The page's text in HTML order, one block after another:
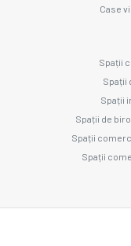
Case
Spații
Spații
Spații
Spații de
Spații
Spații